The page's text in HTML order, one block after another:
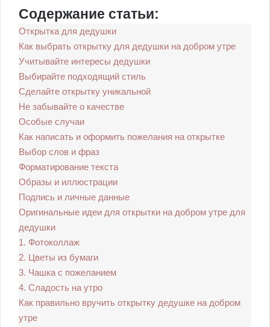
Содержание статьи:
Открытка для дедушки
Как выбрать открытку для дедушки на добром утре
Учитывайте интересы дедушки
Выбирайте подходящий стиль
Сделайте открытку уникальной
Не забывайте о качестве
Особые случаи
Как написать и оформить пожелания на открытке
Выбор слов и фраз
Форматирование текста
Образы и иллюстрации
Подпись и личные данные
Оригинальные идеи для открытки на добром утре для
дедушки
1. Фотоколлаж
2. Цветы из бумаги
3. Чашка с пожеланием
4. Сладость на утро
Как правильно вручить открытку дедушке на добром
утре